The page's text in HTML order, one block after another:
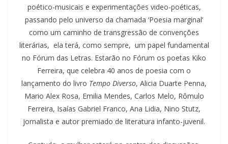
poético-musicais e experimentações video-poéticas,
passando pelo universo da chamada ‘Poesia marginal’
como um caminho de transgressão de convenções
literárias, ela terá, como sempre, um papel fundamental
no Fórum das Letras. Estarão no Fórum os poetas Kiko
Ferreira, que celebra 40 anos de poesia com o
lançamento do livro Tempo Diverso, Alicia Duarte Penna,
Mario Alex Rosa, Emilia Mendes, Carlos Melo, Rômulo
Ferreira, Isaías Gabriel Franco, Ana Lidia, Nino Stutz,
jornalista e autor premiado de literatura infanto-juvenil.